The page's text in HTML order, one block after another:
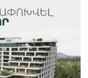
կաշառելու
41 րոպե առաջ
Հայաստանի